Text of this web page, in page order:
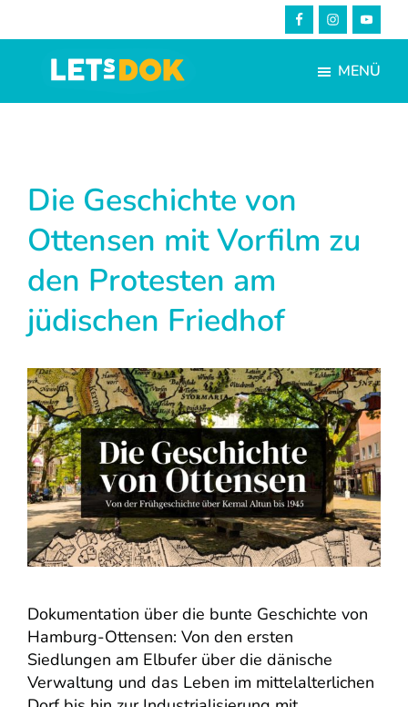
to
content
Fußzeile
springen
LETsDOK
Bundesweite
MENÜ
Die Geschichte von
Ottensen mit Vorfilm zu
den Protesten am
jüdischen Friedhof
Dokumentation über die bunte Geschichte von
Hamburg-Ottensen: Von den ersten
Siedlungen am Elbufer über die dänische
Verwaltung und das Leben im mittelalterlichen